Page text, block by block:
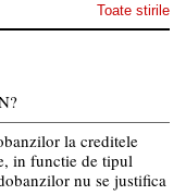
Toate stirile
la creditele
in functie de tipul
nu se justifica